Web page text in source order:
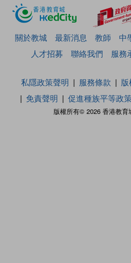
關於教城 最新消息 教師 中
人才招募
聯絡我們 服務
版權所有© 2026 香港教育
私隱政策聲明 服務條款
免責聲明
促進種族平等政